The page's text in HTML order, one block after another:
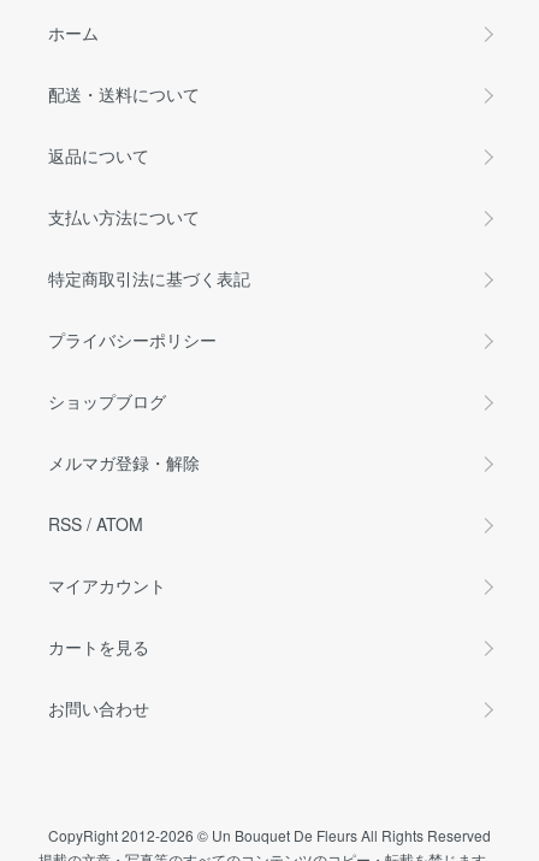
ホーム
配送・送料について
返品について
支払い方法について
特定商取引法に基づく表記
プライバシーポリシー
ショップブログ
メルマガ登録・解除
RSS / ATOM
マイアカウント
カートを見る
お問い合わせ
CopyRight 2012-2026 © Un Bouquet De Fleurs All Rights Reserved